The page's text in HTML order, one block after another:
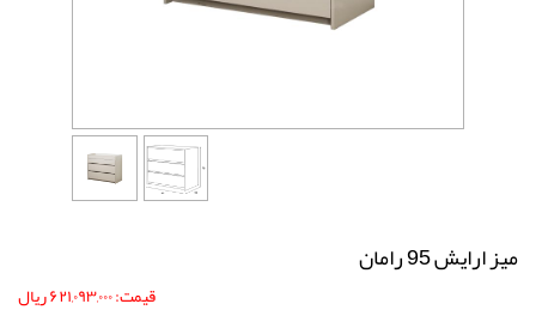
میز ارایش 95 رامان
قیمت: ۶۲۱,۰۹۳,۰۰۰ ریال